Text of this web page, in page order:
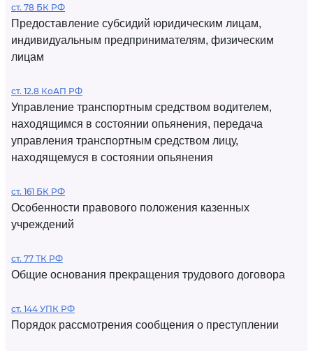
ст. 78 БК РФ
Предоставление субсидий юридическим лицам,
индивидуальным предпринимателям, физическим
лицам
ст. 12.8 КоАП РФ
Управление транспортным средством водителем,
находящимся в состоянии опьянения, передача
управления транспортным средством лицу,
находящемуся в состоянии опьянения
ст. 161 БК РФ
Особенности правового положения казенных
учреждений
ст. 77 ТК РФ
Общие основания прекращения трудового договора
ст. 144 УПК РФ
Порядок рассмотрения сообщения о преступлении